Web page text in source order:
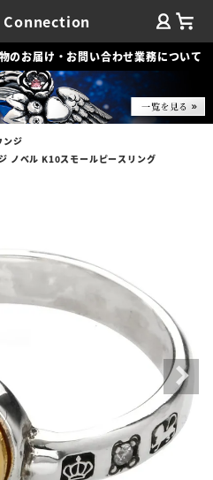
のお届け・お問い合わせ業務について
ンジ
ノベル K10スモールピースリング